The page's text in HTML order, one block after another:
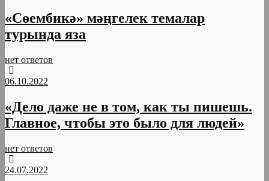
«Сөембикә» мәңгелек темалар
турында яза
нет ответов
06.10.2022
«Дело даже не в том, как ты пишешь.
Главное, чтобы это было для людей»
нет ответов
24.07.2022